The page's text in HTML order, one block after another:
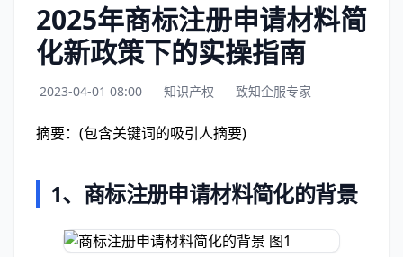
2025年商标注册申请材料简
化新政策下的实操指南
2023-04-01 08:00 知识产权 致知企服专家
摘要：(包含关键词的吸引人摘要)
1、商标注册申请材料简化的背景